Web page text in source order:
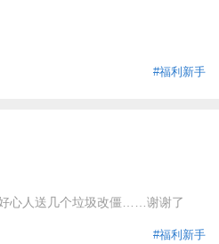
#福利新手
心人送几个垃圾改僵……谢谢了
#福利新手